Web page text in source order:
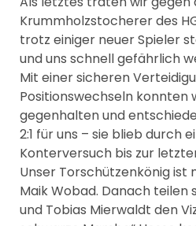
Krummholzstocherer des
trotz einiger neuer Spieler
und uns schnell gefährlich
Mit einer sicheren
Positionswechseln konnten
gegenhalten und
2:1 für uns – sie blieb durch
Konterversuch bis zur
Unser Torschützenkönig ist
Maik Wobad. Danach teilen
und Tobias Mierwaldt den